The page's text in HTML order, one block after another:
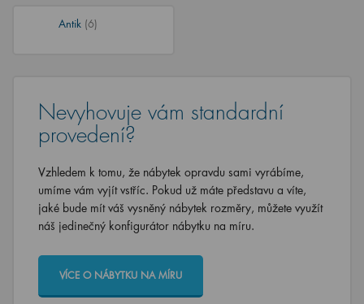
Antik (6)
Nevyhovuje vám standardní
provedení?
Vzhledem k tomu, že nábytek opravdu sami vyrábíme,
umíme vám vyjít vstříc. Pokud už máte představu a víte,
jaké bude mít váš vysněný nábytek rozměry, můžete využít
náš jedinečný konfigurátor nábytku na míru.
VÍCE O NÁBYTKU NA MÍRU